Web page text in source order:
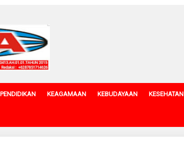
PENDIDIKAN KEAGAMAAN KEBUDAYAAN KESEHATAN